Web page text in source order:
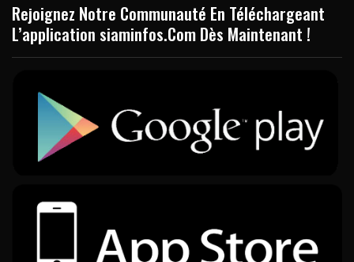
Rejoignez Notre Communauté En Téléchargeant
L’application siaminfos.Com Dès Maintenant !